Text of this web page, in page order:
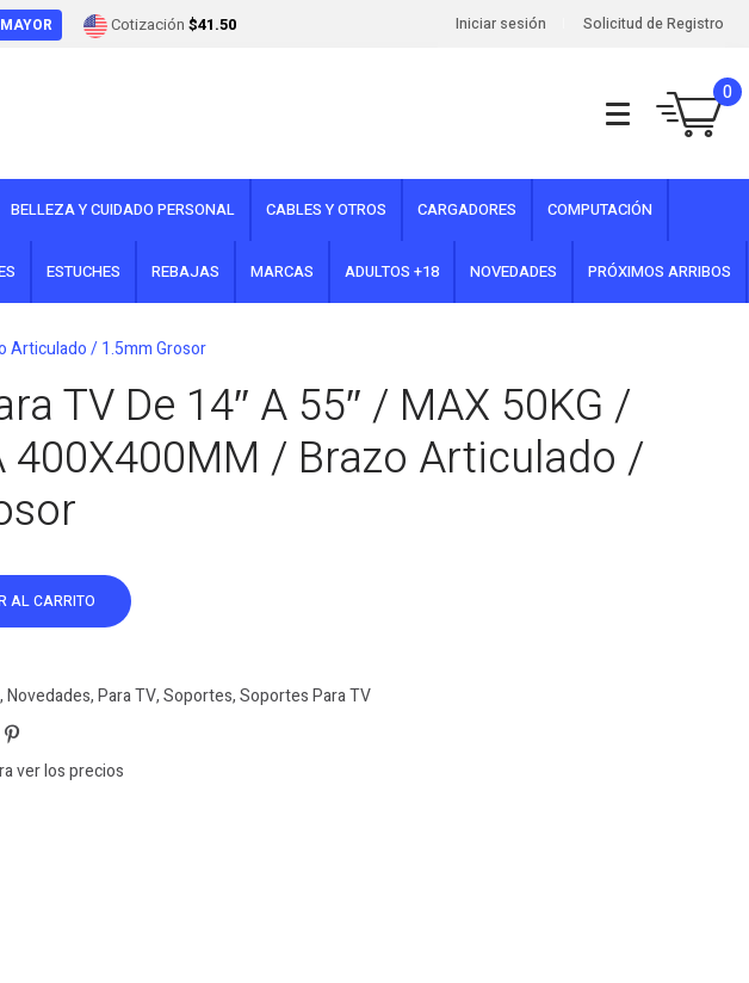
Iniciar sesión Solicitud de Registro
Cotización $41.50
0
BELLEZA Y CUIDADO PERSONAL CABLES Y OTROS CARGADORES COMPUTACIÓN
ESTUCHES REBAJAS MARCAS ADULTOS +18 NOVEDADES PRÓXIMOS ARRIBOS
Articulado / 1.5mm Grosor
TV De 14″ A 55″ / MAX 50KG /
400X400MM / Brazo Articulado /
AL CARRITO
,Novedades,Para TV,Soportes,Soportes Para TV
ver los precios